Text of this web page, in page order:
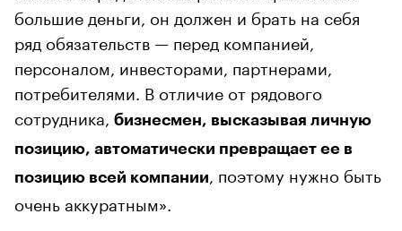
большие деньги, он должен и брать на себя
ряд обязательств — перед компанией,
персоналом, инвесторами, партнерами,
потребителями. В отличие от рядового
сотрудника,
бизнесмен, высказывая личную
позицию, автоматически превращает ее в
позицию всей компании
, поэтому нужно быть
очень аккуратным».